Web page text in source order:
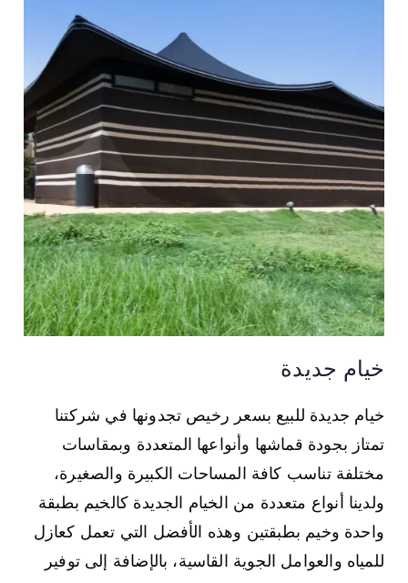
خيام جديدة
خيام جديدة للبيع بسعر رخيص تجدونها في شركتنا
تمتاز بجودة قماشها وأنواعها المتعددة وبمقاسات
مختلفة تناسب كافة المساحات الكبيرة والصغيرة،
ولدينا أنواع متعددة من الخيام الجديدة كالخيم بطبقة
واحدة وخيم بطبقتين وهذه الأفضل التي تعمل كعازل
للمياه والعوامل الجوية القاسية، بالإضافة إلى توفير